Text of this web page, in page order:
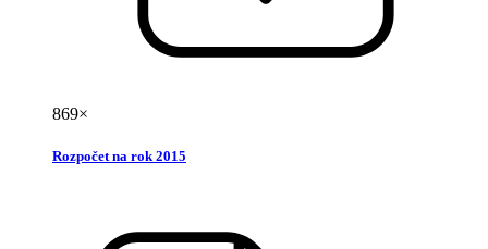
869×
Rozpočet na rok 2015